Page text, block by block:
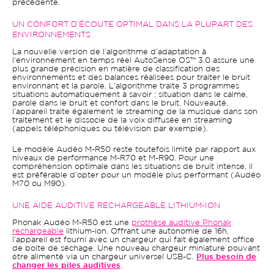
précédente.
UN CONFORT D’ÉCOUTE OPTIMAL DANS LA PLUPART DES
ENVIRONNEMENTS
La nouvelle version de l’algorithme d’adaptation à
l’environnement en temps réel AutoSense OS™ 3.0 assure une
plus grande précision en matière de classification des
environnements et des balances réalisées pour traiter le bruit
environnant et la parole. L’algorithme traite 3 programmes
situations automatiquement à savoir : situation dans le calme,
parole dans le bruit et confort dans le bruit. Nouveauté,
l’appareil traite également le streaming de la musique dans son
traitement et le dissocie de la voix diffusée en streaming
(appels téléphoniques ou télévision par exemple).
Le modèle Audéo M-R50 reste toutefois limité par rapport aux
niveaux de performance M-R70 et M-R90. Pour une
compréhension optimale dans les situations de bruit intense, il
est préférable d’opter pour un modèle plus performant (Audéo
M70 ou M90).
UNE AIDE AUDITIVE RECHARGEABLE LITHIUM-ION
Phonak Audéo M-R50 est une prothèse auditive Phonak
rechargeable lithium-ion. Offrant une autonomie de 16h,
l’appareil est fourni avec un chargeur qui fait également office
de boite de séchage. Une nouveau chargeur miniature pouvant
être alimenté via un chargeur universel USB-C.
Plus besoin de
changer les piles auditives